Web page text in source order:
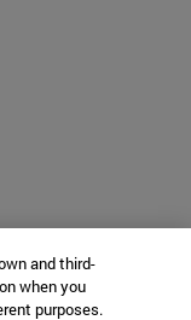
and third-
when you
purposes.